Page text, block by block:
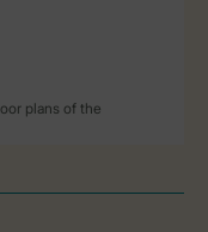
plans of the